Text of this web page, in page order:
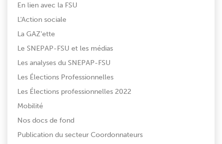
En lien avec la FSU
L'Action sociale
La GAZ'ette
Le SNEPAP-FSU et les médias
Les analyses du SNEPAP-FSU
Les Élections Professionnelles
Les Élections professionnelles 2022
Mobilité
Nos docs de fond
Publication du secteur Coordonnateurs